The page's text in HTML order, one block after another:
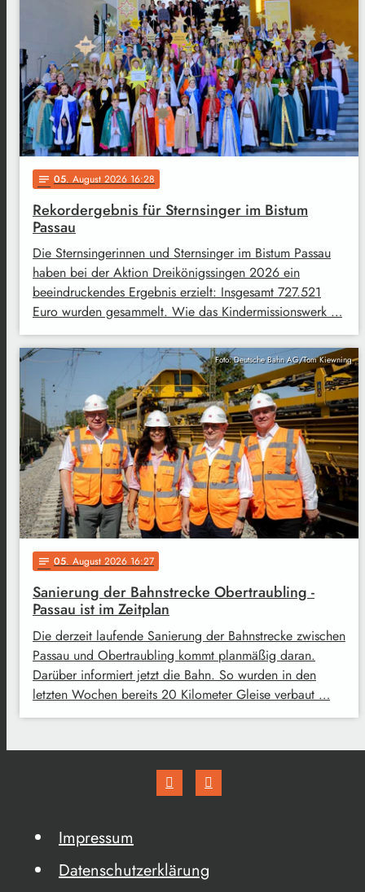
notes 05. August 2026 16:28
Rekordergebnis für Sternsinger im Bistum
Passau
Die Sternsingerinnen und Sternsinger im Bistum Passau
haben bei der Aktion Dreikönigssingen 2026 ein
beeindruckendes Ergebnis erzielt: Insgesamt 727.521
Euro wurden gesammelt. Wie das Kindermissionswerk …
Foto: Deutsche Bahn AG/Tom Kiewning
notes 05. August 2026 16:27
Sanierung der Bahnstrecke Obertraubling -
Passau ist im Zeitplan
Die derzeit laufende Sanierung der Bahnstrecke zwischen
Passau und Obertraubling kommt planmäßig daran.
Darüber informiert jetzt die Bahn. So wurden in den
letzten Wochen bereits 20 Kilometer Gleise verbaut …
Impressum
Datenschutzerklärung